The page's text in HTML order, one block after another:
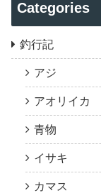
Categories
釣行記
アジ
アオリイカ
青物
イサキ
カマス